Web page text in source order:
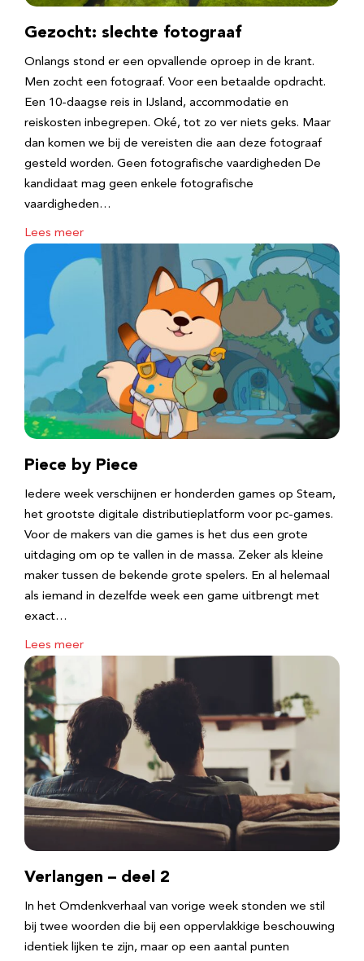
Gezocht: slechte fotograaf
Onlangs stond er een opvallende oproep in de krant.
Men zocht een fotograaf. Voor een betaalde opdracht.
Een 10-daagse reis in IJsland, accommodatie en
reiskosten inbegrepen. Oké, tot zo ver niets geks. Maar
dan komen we bij de vereisten die aan deze fotograaf
gesteld worden. Geen fotografische vaardigheden De
kandidaat mag geen enkele fotografische
vaardigheden…
Lees meer
Piece by Piece
Iedere week verschijnen er honderden games op Steam,
het grootste digitale distributieplatform voor pc-games.
Voor de makers van die games is het dus een grote
uitdaging om op te vallen in de massa. Zeker als kleine
maker tussen de bekende grote spelers. En al helemaal
als iemand in dezelfde week een game uitbrengt met
exact…
Lees meer
Verlangen – deel 2
In het Omdenkverhaal van vorige week stonden we stil
bij twee woorden die bij een oppervlakkige beschouwing
identiek lijken te zijn, maar op een aantal punten